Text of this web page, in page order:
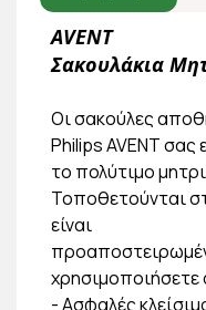
AVENT
Σακουλάκια
Οι σακούλες
Philips AVENT
το πολύτιμο
Τοποθετούνται
είναι
χρησιμοποιήσετε
- Ασφαλές